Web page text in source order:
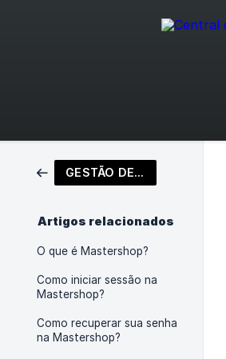
GESTÃO DE CONTA
Artigos relacionados
O que é Mastershop?
Como iniciar sessão na
Mastershop?
Como recuperar sua senha
na Mastershop?